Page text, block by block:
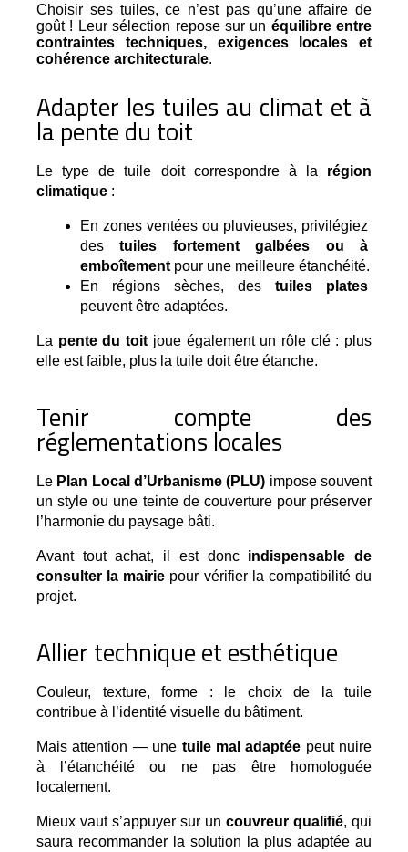
Choisir ses tuiles, ce n’est pas qu’une affaire de
goût ! Leur sélection repose sur un équilibre entre
contraintes techniques, exigences locales et
cohérence architecturale.
Adapter les tuiles au climat et à
la pente du toit
Le type de tuile doit correspondre à la région
climatique :
En zones ventées ou pluvieuses, privilégiez
des tuiles fortement galbées ou à
emboîtement pour une meilleure étanchéité.
En régions sèches, des tuiles plates
peuvent être adaptées.
La pente du toit joue également un rôle clé : plus
elle est faible, plus la tuile doit être étanche.
Tenir compte des
réglementations locales
Le Plan Local d’Urbanisme (PLU) impose souvent
un style ou une teinte de couverture pour préserver
l’harmonie du paysage bâti.
Avant tout achat, il est donc indispensable de
consulter la mairie pour vérifier la compatibilité du
projet.
Allier technique et esthétique
Couleur, texture, forme : le choix de la tuile
contribue à l’identité visuelle du bâtiment.
Mais attention — une tuile mal adaptée peut nuire
à l’étanchéité ou ne pas être homologuée
localement.
Mieux vaut s’appuyer sur un couvreur qualifié, qui
saura recommander la solution la plus adaptée au